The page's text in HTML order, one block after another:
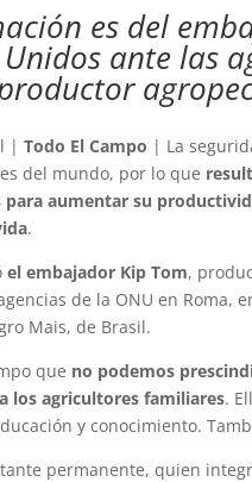
es del
ante las
|Todo El Campo | La
del mundo, por lo que
para aumentar su
.
el embajador Kip Tom,
de la ONU en Roma,
Mais, de Brasil.
que no podemos
los agricultores familiares.
y conocimiento.
permanente, quien